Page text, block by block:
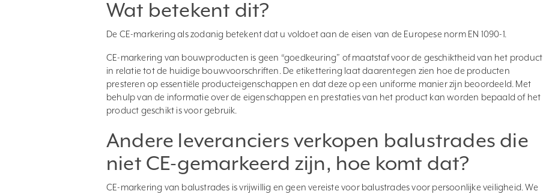
Wat betekent dit?
De CE-markering als zodanig betekent dat u voldoet aan de eisen van de Europese norm EN 1090-1.
CE-markering van bouwproducten is geen “goedkeuring” of maatstaf voor de geschiktheid van het product
in relatie tot de huidige bouwvoorschriften. De etikettering laat daarentegen zien hoe de producten
presteren op essentiële producteigenschappen en dat deze op een uniforme manier zijn beoordeeld. Met
behulp van de informatie over de eigenschappen en prestaties van het product kan worden bepaald of het
product geschikt is voor gebruik.
Andere leveranciers verkopen balustrades die
niet CE-gemarkeerd zijn, hoe komt dat?
CE-markering van balustrades is vrijwillig en geen vereiste voor balustrades voor persoonlijke veiligheid. We